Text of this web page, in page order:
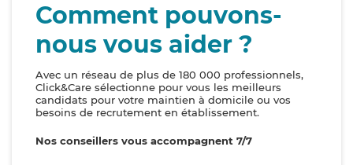
Comment pouvons-
nous vous aider ?
Avec un réseau de plus de 180 000 professionnels,
Click&Care sélectionne pour vous les meilleurs
candidats pour votre maintien à domicile ou vos
besoins de recrutement en établissement.
Nos conseillers vous accompagnent 7/7